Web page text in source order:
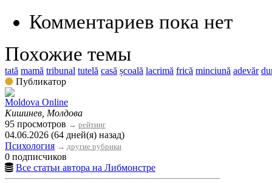
Комментариев пока нет
Похожие темы
tată mamă tribunal tutelă casă școală lacrimă frică minciună adevăr
Публикатор
Moldova Online
Кишинев, Молдова
95 просмотров → рейтинг
04.06.2026 (64 дней(я) назад)
Психология → другие рубрики
0 подписчиков
Все статьи автора на Либмонстре